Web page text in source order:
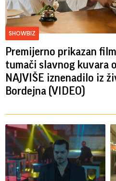
SHOWBIZ
Premijerno prikazan
tumači slavnog kuvara
NAJVIŠE iznenadilo iz
Bordejna (VIDEO)